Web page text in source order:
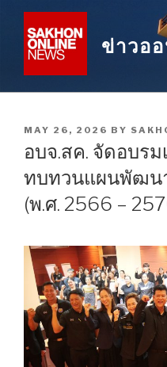
content
ข่าวอ
POSTED
MAY 26, 2026 BY
อบจ.สค. จัดอบรม
ทบทวนแผนพัฒน
(พ.ศ. 2566 –